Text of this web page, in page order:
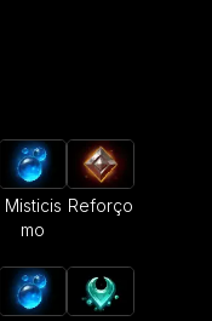
Misticis
mo
Reforço